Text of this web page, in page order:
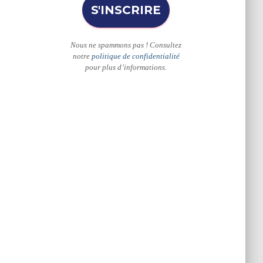
Nous ne spammons pas ! Consultez
notre politique de confidentialité
pour plus d’informations.